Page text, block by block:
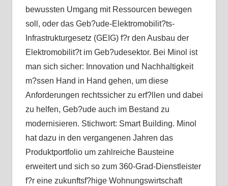
bewussten Umgang mit Ressourcen bewegen
soll, oder das Geb?ude-Elektromobilit?ts-
Infrastrukturgesetz (GEIG) f?r den Ausbau der
Elektromobilit?t im Geb?udesektor. Bei Minol ist
man sich sicher: Innovation und Nachhaltigkeit
m?ssen Hand in Hand gehen, um diese
Anforderungen rechtssicher zu erf?llen und dabei
zu helfen, Geb?ude auch im Bestand zu
modernisieren. Stichwort: Smart Building. Minol
hat dazu in den vergangenen Jahren das
Produktportfolio um zahlreiche Bausteine
erweitert und sich so zum 360-Grad-Dienstleister
f?r eine zukunftsf?hige Wohnungswirtschaft